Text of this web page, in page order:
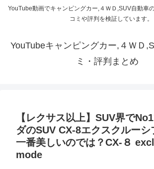
YouTube動画でキャンピングカー,４ＷＤ,SUV自動車
コミや評判を検証しています。
YouTubeキャンピングカー,４ＷＤ
ミ・評判まとめ
【レクサス以上】SUV界で
ダのSUV CX-8エクスクルーシ
一番美しいのでは？CX-８
mode